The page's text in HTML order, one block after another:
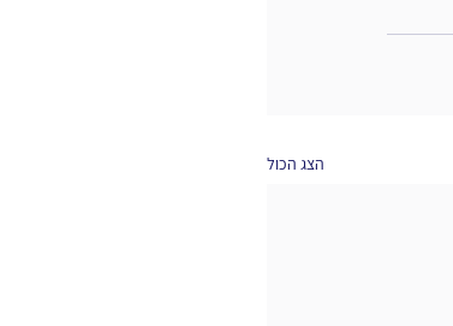
הצג הכול